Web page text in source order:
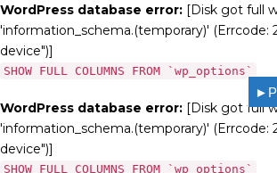
WordPress database error: [Disk got full
'information_schema.(temporary)' (Errcode:
device")]
SHOW FULL COLUMNS FROM `wp_options`
WordPress database error: [Disk got full
'information_schema.(temporary)' (Errcode:
device")]
SHOW FULL COLUMNS FROM `wp_options`